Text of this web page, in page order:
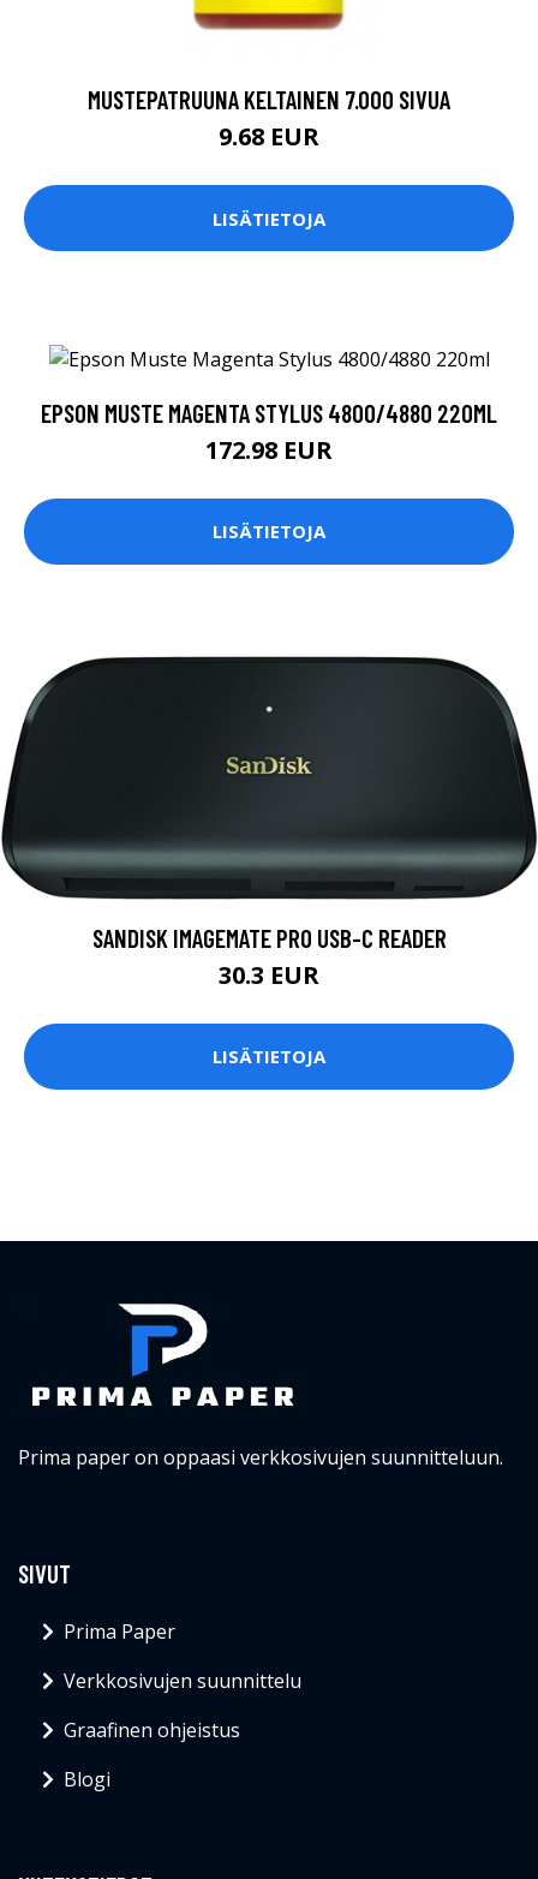
MUSTEPATRUUNA KELTAINEN 7.000 SIVUA
9.68 EUR
LISÄTIETOJA
EPSON MUSTE MAGENTA STYLUS 4800/4880 220ML
172.98 EUR
LISÄTIETOJA
SANDISK IMAGEMATE PRO USB-C READER
30.3 EUR
LISÄTIETOJA
Prima paper on oppaasi verkkosivujen suunnitteluun.
SIVUT
Prima Paper
Verkkosivujen suunnittelu
Graafinen ohjeistus
Blogi